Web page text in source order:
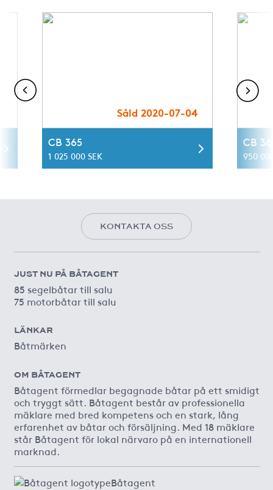
Såld 2020-07-04
CB 365
1 025 000 SEK
CB
950
KONTAKTA OSS
JUST NU PÅ BÅTAGENT
85 segelbåtar till salu
75 motorbåtar till salu
LÄNKAR
Båtmärken
OM BÅTAGENT
Båtagent förmedlar begagnade båtar på ett smidigt
och tryggt sätt. Båtagent består av professionella
mäklare med bred kompetens och en stark, lång
erfarenhet av båtar och försäljning. Med 18 mäklare
står Båtagent för lokal närvaro på en internationell
marknad.
Båtagent